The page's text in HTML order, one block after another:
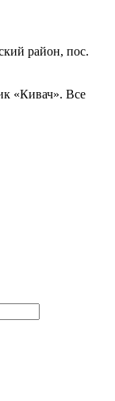
район, пос.
«Кивач». Все